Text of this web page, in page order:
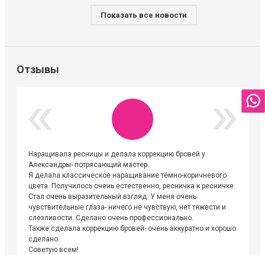
Показать все новости
Отзывы
Наращивала ресницы и делала коррекцию бровей у
Александры- потрясающий мастер.
Я делала классическое наращивание тёмно-коричневого
цвета. Получилось очень естественно, ресничка к ресничке.
Стал очень выразительный взгляд. У меня очень
чувствительные глаза- ничего не чувствую, нет тяжести и
слезливости. Сделано очень профессионально.
Также сделала коррекцию бровей- очень аккуратно и хорошо
сделано.
Советую всем!